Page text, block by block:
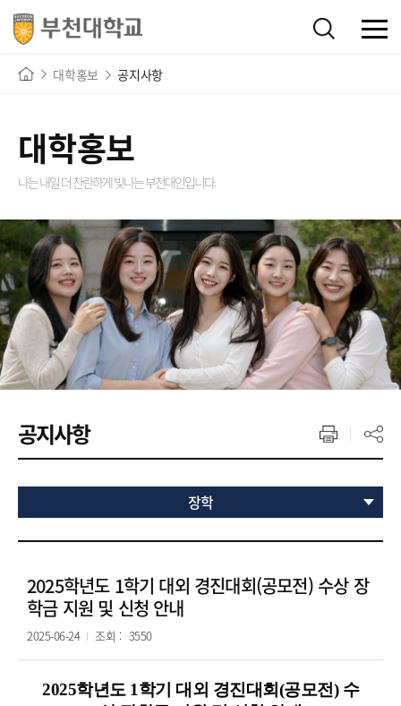
대학홍보 공지사항
대학홍보
나는 내일 더 찬란하게 빛나는부천대인입니다.
공지사항
장학
2025학년도 1학기 대외 경진대회(공모전) 수상 장
학금 지원 및 신청 안내
2025-06-24 조회 : 3550
2025학년도 1학기 대외 경진대회(공모전) 수